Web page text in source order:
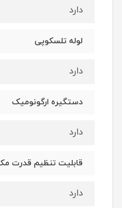
دارد
لوله تلسکوپی
دارد
دستگیره ارگونومیک
دارد
قابلیت تنظیم قدرت
دارد